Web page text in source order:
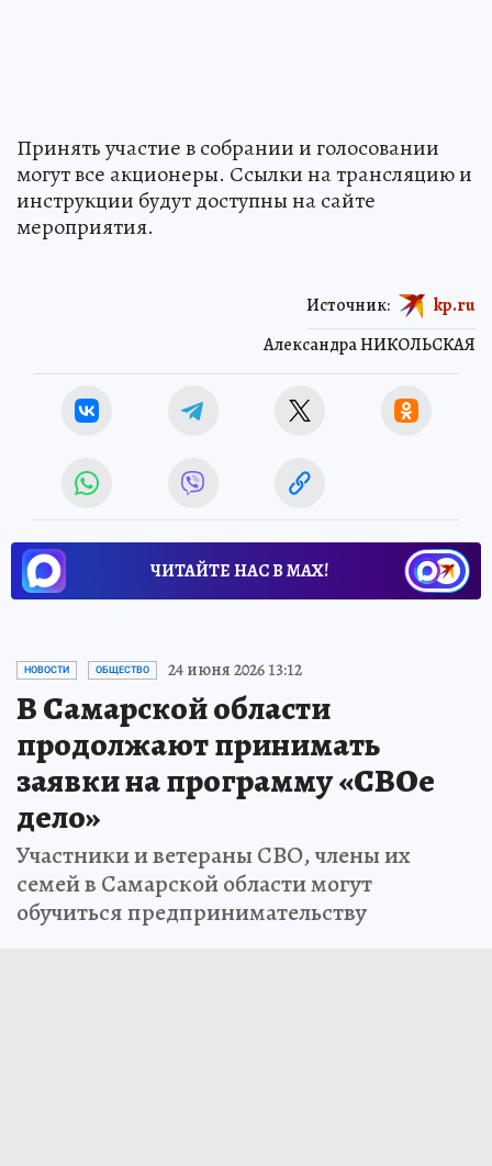
Принять участие в собрании и голосовании
могут все акционеры. Ссылки на трансляцию и
инструкции будут доступны на сайте
мероприятия.
Александра НИКОЛЬСКАЯ
Источник: kp.ru
ЧИТАЙТЕ НАС В МАХ!
НОВОСТИ ОБЩЕСТВО 24 июня 2026 13:12
В Самарской области
продолжают принимать
заявки на программу «СВОе
дело»
Участники и ветераны СВО, члены их
семей в Самарской области могут
обучиться предпринимательству